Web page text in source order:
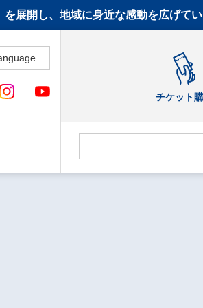
展開し、地域に身近な感動を広げてい
チケット